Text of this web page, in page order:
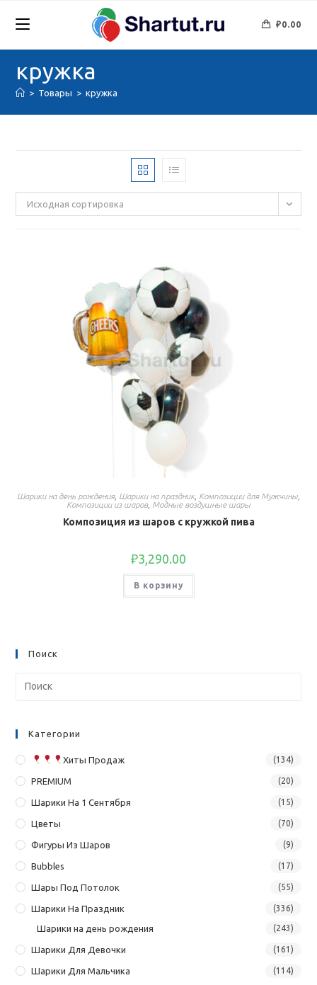
₽0.00
кружка
> Товары > кружка
Исходная сортировка
Шарики на день рождения, Шарики на праздник, Композиции для Мужчины
Композиции из шаров, Модные воздушные шары
Композиция из шаров с кружкой пива
₽3,290.00
В корзину
Поиск
Категории
Хиты Продаж (134)
PREMIUM (20)
Шарики На 1 Сентября (15)
Цветы (70)
Фигуры Из Шаров (9)
Bubbles (17)
Шары Под Потолок (55)
Шарики На Праздник (336)
Шарики на день рождения (243)
Шарики Для Девочки (161)
Шарики Для Мальчика (114)